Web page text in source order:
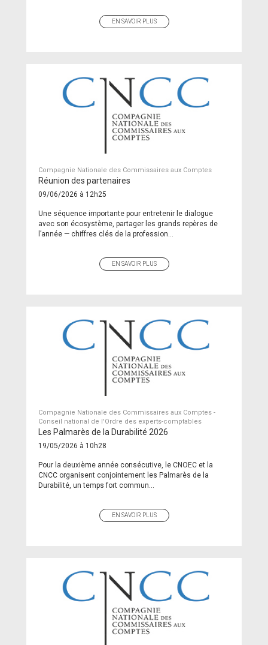
EN SAVOIR PLUS
Compagnie Nationale des Commissaires aux Comptes
Réunion des partenaires
09/06/2026 à 12h25
Une séquence importante pour entretenir le dialogue
avec son écosystème, partager les grands repères de
l’année — chiffres clés de la profession...
EN SAVOIR PLUS
Compagnie Nationale des Commissaires aux Comptes -
Conseil national de l'Ordre des experts-comptables
Les Palmarès de la Durabilité 2026
19/05/2026 à 10h28
Pour la deuxième année consécutive, le CNOEC et la
CNCC organisent conjointement les Palmarès de la
Durabilité, un temps fort commun...
EN SAVOIR PLUS